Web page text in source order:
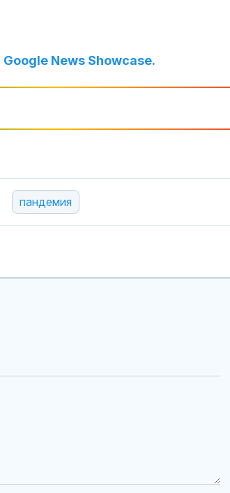
Google News Showcase.
пандемия
изборите